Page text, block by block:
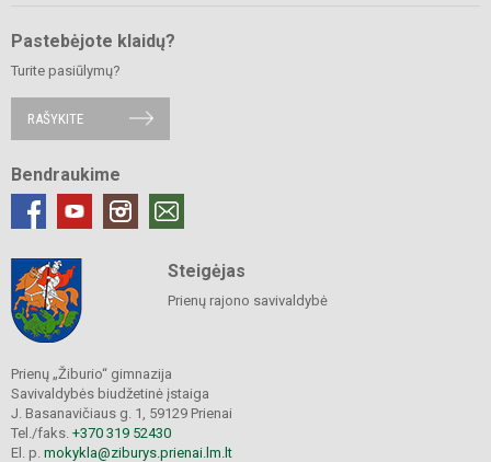
Pastebėjote klaidų?
Turite pasiūlymų?
RAŠYKITE
Bendraukime
Steigėjas
Prienų rajono savivaldybė
Prienų „Žiburio“ gimnazija
Savivaldybės biudžetinė įstaiga
J. Basanavičiaus g. 1, 59129 Prienai
Tel./faks. +370 319 52430
El. p. mokykla@ziburys.prienai.lm.lt